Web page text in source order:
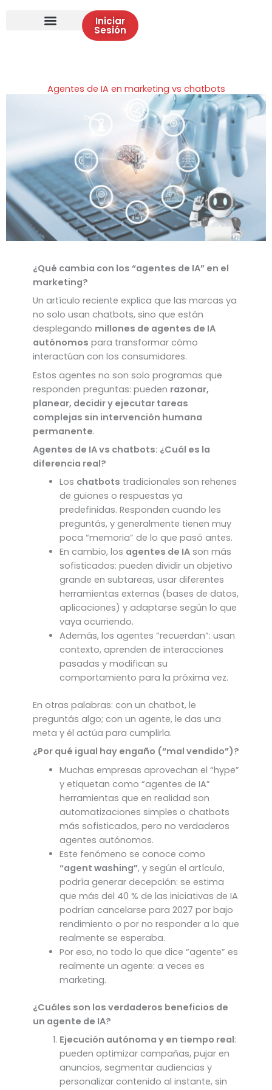
Iniciar
Sesión
Agentes de IA en marketing vs chatbots
¿Qué cambia con los “agentes de IA” en el
marketing?
Un artículo reciente explica que las marcas ya
no solo usan chatbots, sino que están
desplegando millones de agentes de IA
autónomos para transformar cómo
interactúan con los consumidores.
Estos agentes no son solo programas que
responden preguntas: pueden razonar,
planear, decidir y ejecutar tareas
complejas sin intervención humana
permanente.
Agentes de IA vs chatbots: ¿Cuál es la
diferencia real?
Los chatbots tradicionales son rehenes
de guiones o respuestas ya
predefinidas. Responden cuando les
preguntás, y generalmente tienen muy
poca “memoria” de lo que pasó antes.
En cambio, los agentes de IAson más
sofisticados: pueden dividir un objetivo
grande en subtareas, usar diferentes
herramientas externas (bases de datos,
aplicaciones) y adaptarse según lo que
vaya ocurriendo.
Además, los agentes “recuerdan”: usan
contexto, aprenden de interacciones
pasadas y modifican su
comportamiento para la próxima vez.
En otras palabras: con un chatbot, le
preguntás algo; con un agente, le das una
meta y él actúa para cumplirla.
¿Por qué igual hay engaño (“mal vendido”)?
Muchas empresas aprovechan el “hype”
y etiquetan como “agentes de IA”
herramientas que en realidad son
automatizaciones simples o chatbots
más sofisticados, pero no verdaderos
agentes autónomos.
Este fenómeno se conoce como
“agent washing”, y según el artículo,
podría generar decepción: se estima
que más del 40 % de las iniciativas de IA
podrían cancelarse para 2027 por bajo
rendimiento o por no responder a lo que
realmente se esperaba.
Por eso, no todo lo que dice “agente” es
realmente un agente: a veces es
marketing.
¿Cuáles son los verdaderos beneficios de
un agente de IA?
Ejecución autónoma y en tiempo real:
pueden optimizar campañas, pujar en
anuncios, segmentar audiencias y
personalizar contenido al instante, sin